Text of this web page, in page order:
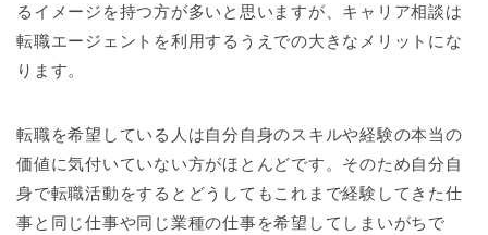
るイメージを持つ方が多いと思いますが、キャリア相談は
転職エージェントを利用するうえでの大きなメリットにな
ります。
転職を希望している人は自分自身のスキルや経験の本当の
価値に気付いていない方がほとんどです。そのため自分自
身で転職活動をするとどうしてもこれまで経験してきた仕
事と同じ仕事や同じ業種の仕事を希望してしまいがちで